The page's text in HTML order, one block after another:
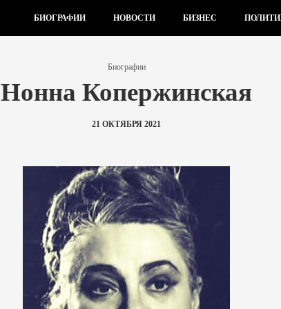
БИОГРАФИИ НОВОСТИ БИЗНЕС
Биографии
Нонна Копержинская
21 ОКТЯБРЯ 2021